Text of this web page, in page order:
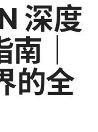
深度
｜
的全